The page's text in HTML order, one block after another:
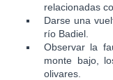
relacionadas
Darse una
río Badiel.
Observar la
monte bajo,
olivares.